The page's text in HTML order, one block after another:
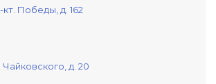
кт. Победы, д. 162
Чайковского, д. 20